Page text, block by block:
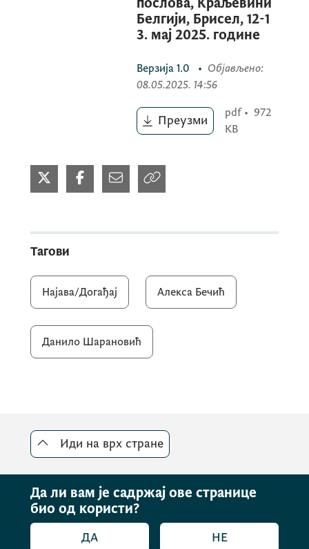
Белгији, Брисел, 12-1
3. мај 2025. године
Верзија 1.0 • Објављено:
08.05.2025. 14:56
Преузми
pdf • 972
KB
Тагови
Најава/Догађај Алекса Бечић
Данило Шарановић
Иди на врх стране
Да ли вам је садржај ове странице
био од користи?
ДА НЕ